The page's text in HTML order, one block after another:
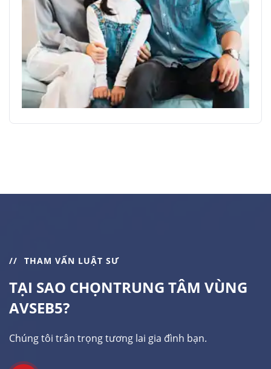
THAM VẤN LUẬT SƯ
TẠI SAO CHỌNTRUNG TÂM VÙNG
AVSEB5?
Chúng tôi trân trọng tương lai gia đình bạn.